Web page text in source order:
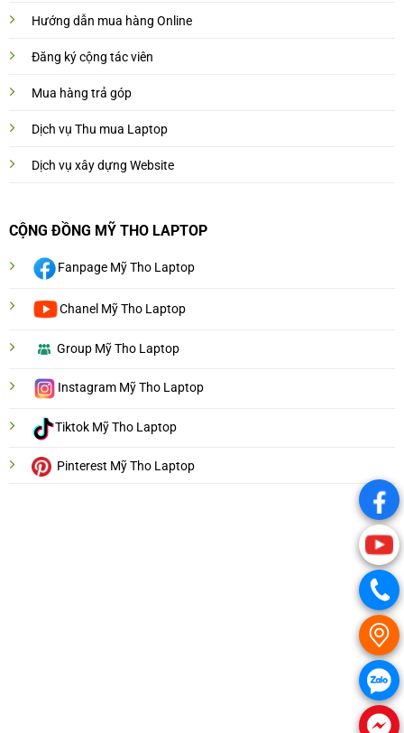
Hướng dẫn mua hàng Online
Đăng ký cộng tác viên
Mua hàng trả góp
Dịch vụ Thu mua Laptop
Dịch vụ xây dựng Website
CỘNG ĐỒNG MỸ THO LAPTOP
Fanpage Mỹ Tho Laptop
Chanel Mỹ Tho Laptop
Group Mỹ Tho Laptop
Instagram Mỹ Tho Laptop
Tiktok Mỹ Tho Laptop
Pinterest Mỹ Tho Laptop
.
.
.
.
.
.